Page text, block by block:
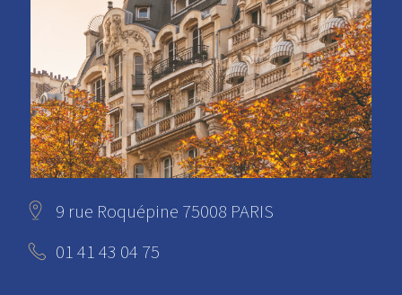
9 rue Roquépine 75008 PARIS
01 41 43 04 75